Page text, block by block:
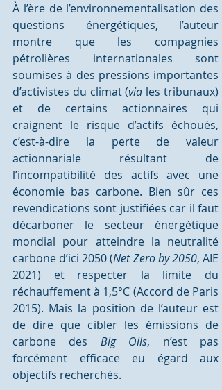
À l’ère de l’environnementalisation des
questions énergétiques, l’auteur
montre que les compagnies
pétrolières internationales sont
soumises à des pressions importantes
d’activistes du climat (via les tribunaux)
et de certains actionnaires qui
craignent le risque d’actifs échoués,
c’est-à-dire la perte de valeur
actionnariale résultant de
l’incompatibilité des actifs avec une
économie bas carbone. Bien sûr ces
revendications sont justifiées car il faut
décarboner le secteur énergétique
mondial pour atteindre la neutralité
carbone d’ici 2050 (Net Zero by 2050, AIE
2021) et respecter la limite du
réchauffement à 1,5°C (Accord de Paris
2015). Mais la position de l’auteur est
de dire que cibler les émissions de
carbone des Big Oils, n’est pas
forcément efficace eu égard aux
objectifs recherchés.